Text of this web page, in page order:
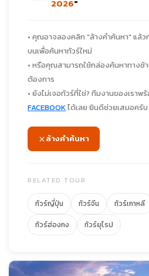
2026"
• คุณอาจลองคลิก "ล้างคำค้นหา" แล้
บนเพื่อค้นหาทัวร์ใหม่
• หรือคุณสามารถใช้กล่องค้นหาทางซ้
ต้องการ
• ยังไม่เจอทัวร์ที่ใช่? ทีมงานของเราพ
FACEBOOKได้เลย ยินดีช่วยเสมอครั
ล้างคำค้นหา
RELATED TOUR
ทัวร์ญี่ปุ่น ทัวร์จีน ทัวร์เกาหลี
ทัวร์ฮ่องกง
ทัวร์ยุโรป